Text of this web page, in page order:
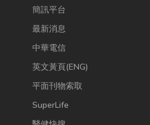
簡訊平台
最新消息
中華電信
英文黃頁(ENG)
平面刊物索取
SuperLife